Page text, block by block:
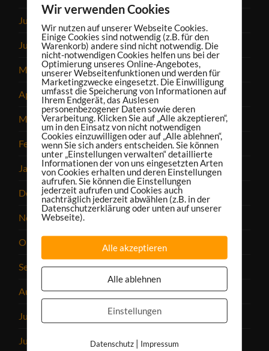
Juli 2023
Juni 2023
Mai 2023
April 2023
März 2023
Februar 2023
Januar 2023
Dezember 2022
November 2022
Oktober 2022
September 2022
August 2022
Juli 2022
Juni 2022
Wir verwenden Cookies
Wir nutzen auf unserer Webseite Cookies.
Einige Cookies sind notwendig (z.B. für den
Warenkorb) andere sind nicht notwendig. Die
nicht-notwendigen Cookies helfen uns bei der
Optimierung unseres Online-Angebotes,
unserer Webseitenfunktionen und werden für
Marketingzwecke eingesetzt. Die Einwilligung
umfasst die Speicherung von Informationen auf
Ihrem Endgerät, das Auslesen
personenbezogener Daten sowie deren
Verarbeitung. Klicken Sie auf „Alle akzeptieren“,
um in den Einsatz von nicht notwendigen
Cookies einzuwilligen oder auf „Alle ablehnen“,
wenn Sie sich anders entscheiden. Sie können
unter „Einstellungen verwalten“ detaillierte
Informationen der von uns eingesetzten Arten
von Cookies erhalten und deren Einstellungen
aufrufen. Sie können die Einstellungen
jederzeit aufrufen und Cookies auch
nachträglich jederzeit abwählen (z.B. in der
Datenschutzerklärung oder unten auf unserer
Webseite).
Alle akzeptieren
Alle ablehnen
Einstellungen
Datenschutz| Impressum